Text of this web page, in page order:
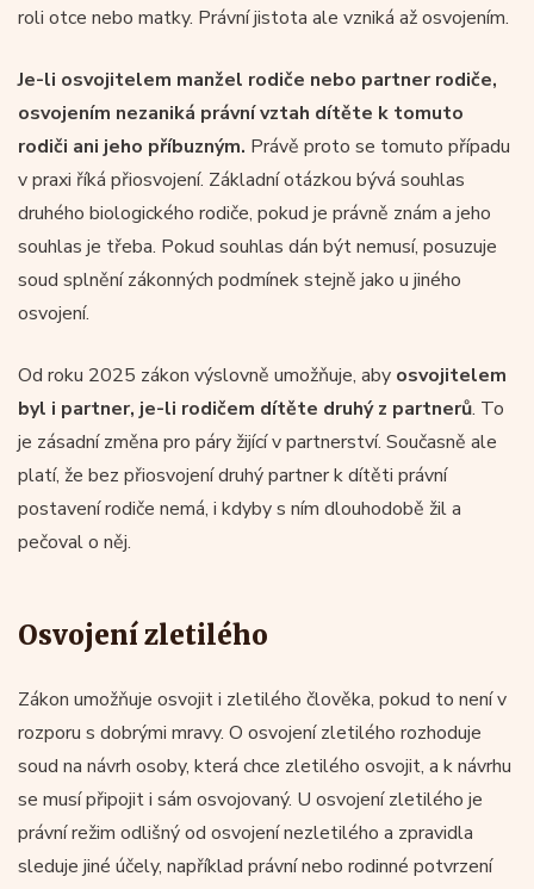
roli otce nebo matky. Právní jistota ale vzniká až osvojením.
Je-li osvojitelem manžel rodiče nebo partner rodiče,
osvojením nezaniká právní vztah dítěte k tomuto
rodiči ani jeho příbuzným. Právě proto se tomuto případu
v praxi říká přiosvojení. Základní otázkou bývá souhlas
druhého biologického rodiče, pokud je právně znám a jeho
souhlas je třeba. Pokud souhlas dán být nemusí, posuzuje
soud splnění zákonných podmínek stejně jako u jiného
osvojení.
Od roku 2025 zákon výslovně umožňuje, aby osvojitelem
byl i partner, je-li rodičem dítěte druhý z partnerů. To
je zásadní změna pro páry žijící v partnerství. Současně ale
platí, že bez přiosvojení druhý partner k dítěti právní
postavení rodiče nemá, i kdyby s ním dlouhodobě žil a
pečoval o něj.
Osvojení zletilého
Zákon umožňuje osvojit i zletilého člověka, pokud to není v
rozporu s dobrými mravy. O osvojení zletilého rozhoduje
soud na návrh osoby, která chce zletilého osvojit, a k návrhu
se musí připojit i sám osvojovaný. U osvojení zletilého je
právní režim odlišný od osvojení nezletilého a zpravidla
sleduje jiné účely, například právní nebo rodinné potvrzení